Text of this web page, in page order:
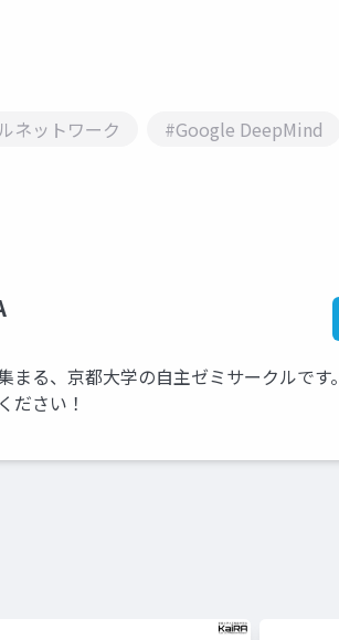
ネットワーク
#Google DeepMind
まる、京都大学の自主ゼミサークルです
ださい！